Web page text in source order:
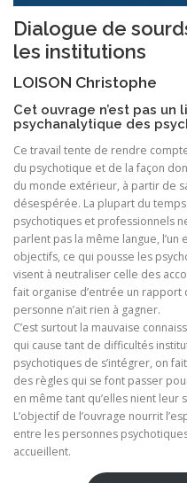
Dialogue de
les institutions
LOISON Christophe
Cet ouvrage n’est pas
psychanalytique des
Ce travail tente de rendre
du psychotique et de la façon
du monde extérieur, à partir de
désespérée. La plupart du
psychotiques et professionnels
parlent pas la même langue, l’un
objectifs, ce qui pousse les
visent à neutraliser celle des
fait organise d’entrée un
personne n’ait rien à gagner.
C’est surtout la mauvaise
qui cause tant de difficultés
psychotiques de s’intégrer, on
des règles qui se font passer
en même tant qu’elles nient leur
L’objectif de l’ouvrage nourrit
entre les personnes
accueillent.